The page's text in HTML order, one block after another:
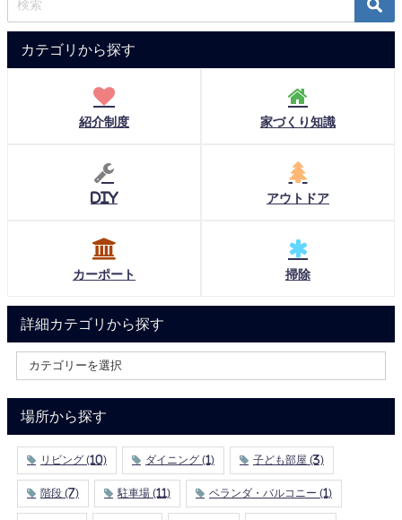
カテゴリから探す
紹介制度 家づくり知識
DIY アウトドア
カーポート 掃除
詳細カテゴリから探す
場所から探す
リビング (10) ダイニング (1) 子ども部屋 (3)
階段 (7) 駐車場 (11) ベランダ・バルコニー (1)